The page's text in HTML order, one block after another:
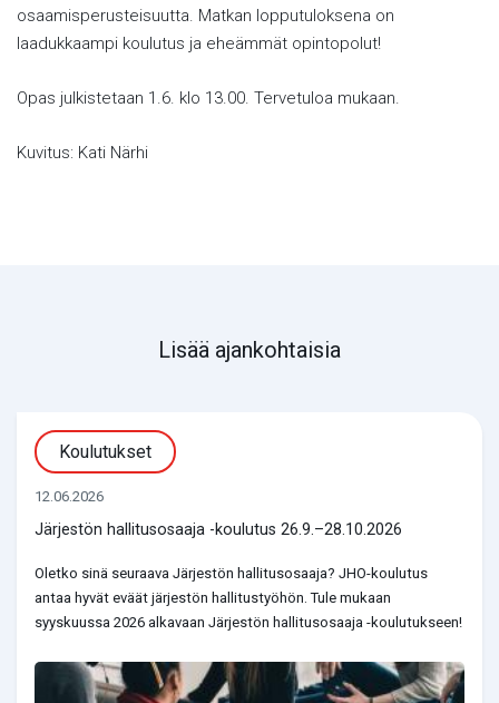
osaamisperusteisuutta. Matkan lopputuloksena on
laadukkaampi koulutus ja eheämmät opintopolut!
Opas julkistetaan 1.6. klo 13.00. Tervetuloa mukaan.
Kuvitus: Kati Närhi
Lisää ajankohtaisia
Koulutukset
12.06.2026
Järjestön hallitusosaaja -koulutus 26.9.–28.10.2026
Oletko sinä seuraava Järjestön hallitusosaaja? JHO-koulutus
antaa hyvät eväät järjestön hallitustyöhön. Tule mukaan
syyskuussa 2026 alkavaan Järjestön hallitusosaaja -koulutukseen!